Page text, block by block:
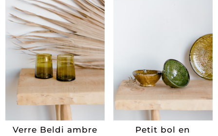
Verre Beldi ambre
Petit bol en